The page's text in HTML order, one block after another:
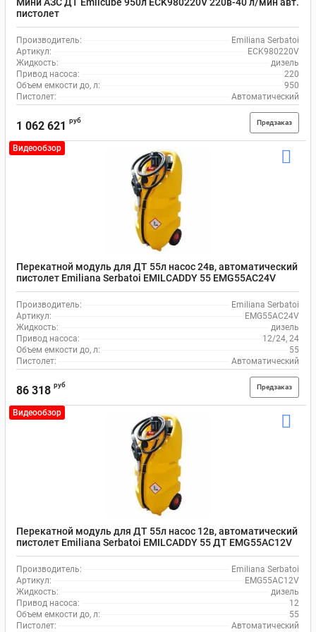
пистолет
Производитель:
Emiliana Serbatoi
Артикул:
ECK980220V
Жидкость:
дизель
Привод насоса:
220
Объем емкости до, л:
950
Пистолет:
Автоматический
1 062 621 руб Предзаказ
Видеообзор
Перекатной модуль для ДТ 55л насос 24в, автоматический
пистолет Emiliana Serbatoi EMILCADDY 55 EMG55AC24V
Производитель:
Emiliana Serbatoi
Артикул:
EMG55AC24V
Жидкость:
дизель
Привод насоса:
12/24, 24
Объем емкости до, л:
55
Пистолет:
Автоматический
86 318 руб Предзаказ
Видеообзор
Перекатной модуль для ДТ 55л насос 12в, автоматический
пистолет Emiliana Serbatoi EMILCADDY 55 ДТ EMG55AC12V
Производитель:
Emiliana Serbatoi
Артикул:
EMG55AC12V
Жидкость:
дизель
Привод насоса:
12
Объем емкости до, л:
55
Пистолет:
Автоматический